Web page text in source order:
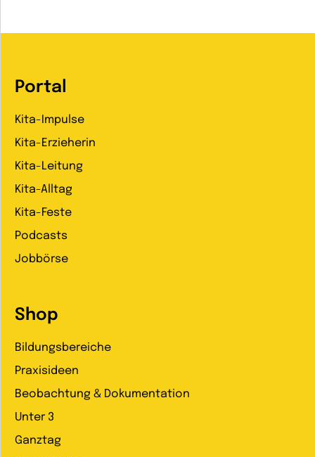
Portal
Kita-Impulse
Kita-Erzieherin
Kita-Leitung
Kita-Alltag
Kita-Feste
Podcasts
Jobbörse
Shop
Bildungsbereiche
Praxisideen
Beobachtung & Dokumentation
Unter 3
Ganztag